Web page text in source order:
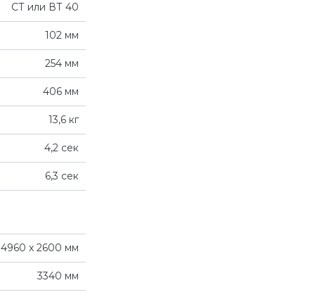
СТ или ВТ 40
102 мм
254 мм
406 мм
13,6 кг
4,2 сек
6,3 сек
4960 x 2600 мм
3340 мм